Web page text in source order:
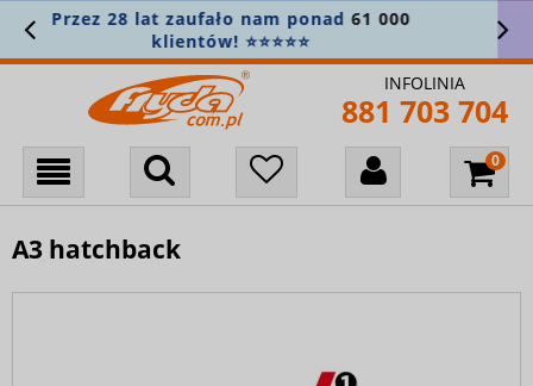
Załóż konto i zapisz się do newslettera, aby
nie przegapić nowości! 🎁
INFOLINIA
881 703 704
A3 hatchback